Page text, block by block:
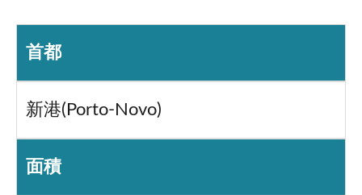
首都
新港(Porto-Novo)
面積